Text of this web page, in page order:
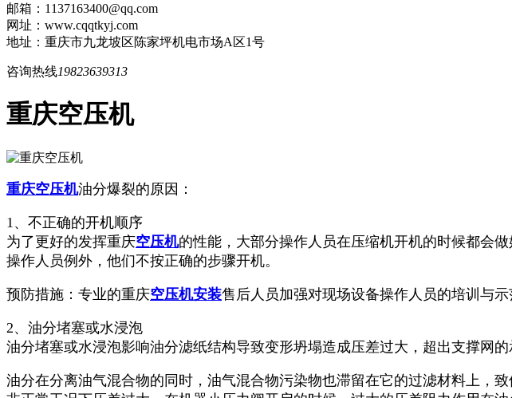
邮箱：1137163400@qq.com
网址：www.cqqtkyj.com
地址：重庆市九龙坡区陈家坪机电市场A区1号
咨询热线19823639313
重庆空压机
重庆空压机油分爆裂的原因：
1、不正确的开机顺序
为了更好的发挥重庆空压机的性能，大部分操作人员在压缩机开机的时候都会
操作人员例外，他们不按正确的步骤开机。
预防措施：专业的重庆空压机安装售后人员加强对现场设备操作人员的培训与
2、油分堵塞或水浸泡
油分堵塞或水浸泡影响油分滤纸结构导致变形坍塌造成压差过大，超出支撑网的
油分在分离油气混合物的同时，油气混合物污染物也滞留在它的过滤材料上，